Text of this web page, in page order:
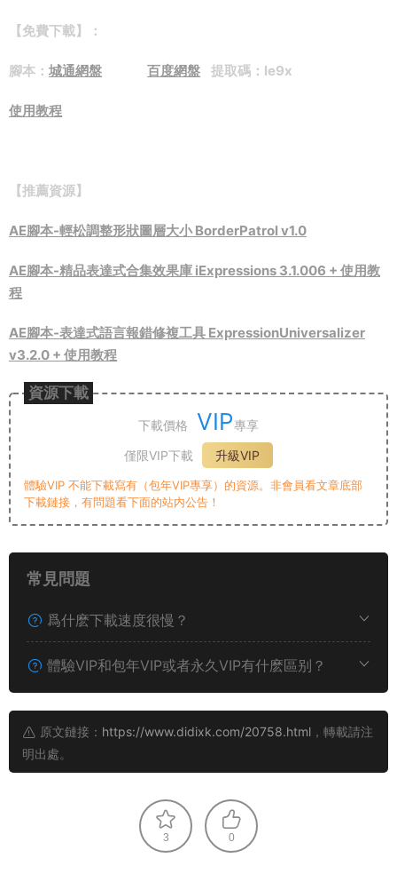
【免費下載】：
腳本： 城通網盤 百度網盤 提取碼：le9x
使用教程
【推薦資源】
AE腳本-輕松調整形狀圖層大小 BorderPatrol v1.0
AE腳本-精品表達式合集效果庫 iExpressions 3.1.006 + 使用教
程
AE腳本-表達式語言報錯修複工具 ExpressionUniversalizer
v3.2.0 + 使用教程
資源下載
下載價格 VIP專享
僅限VIP下載
升級VIP
體驗VIP 不能下載寫有（包年VIP專享）的資源。非會員看文章底部
下載鏈接，有問題看下面的站内公告！
常見問題
爲什麽下載速度很慢？
體驗VIP和包年VIP或者永久VIP有什麽區别？
原文鏈接： https://www.didixk.com/20758.html ，轉載請注
明出處。
3 0